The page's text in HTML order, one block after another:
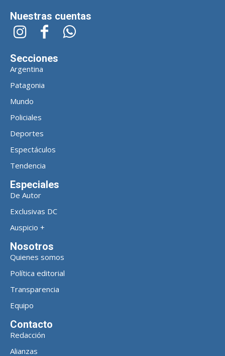
Nuestras cuentas
Secciones
Argentina
Patagonia
Mundo
Policiales
Deportes
Espectáculos
Tendencia
Especiales
De Autor
Exclusivas DC
Auspicio +
Nosotros
Quienes somos
Política editorial
Transparencia
Equipo
Contacto
Redacción
Alianzas